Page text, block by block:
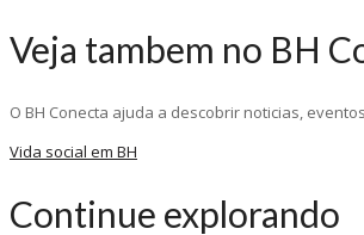
Veja tambem no BH
O BH Conecta ajuda a descobrir noticias,
Vida social em BH
Continue explorando